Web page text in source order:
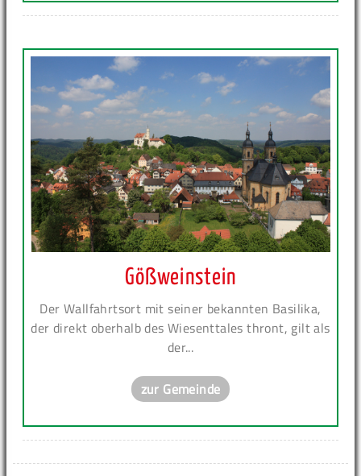
Gößweinstein
Der Wallfahrtsort mit seiner bekannten Basilika,
der direkt oberhalb des Wiesenttales thront, gilt als
der...
zur Gemeinde